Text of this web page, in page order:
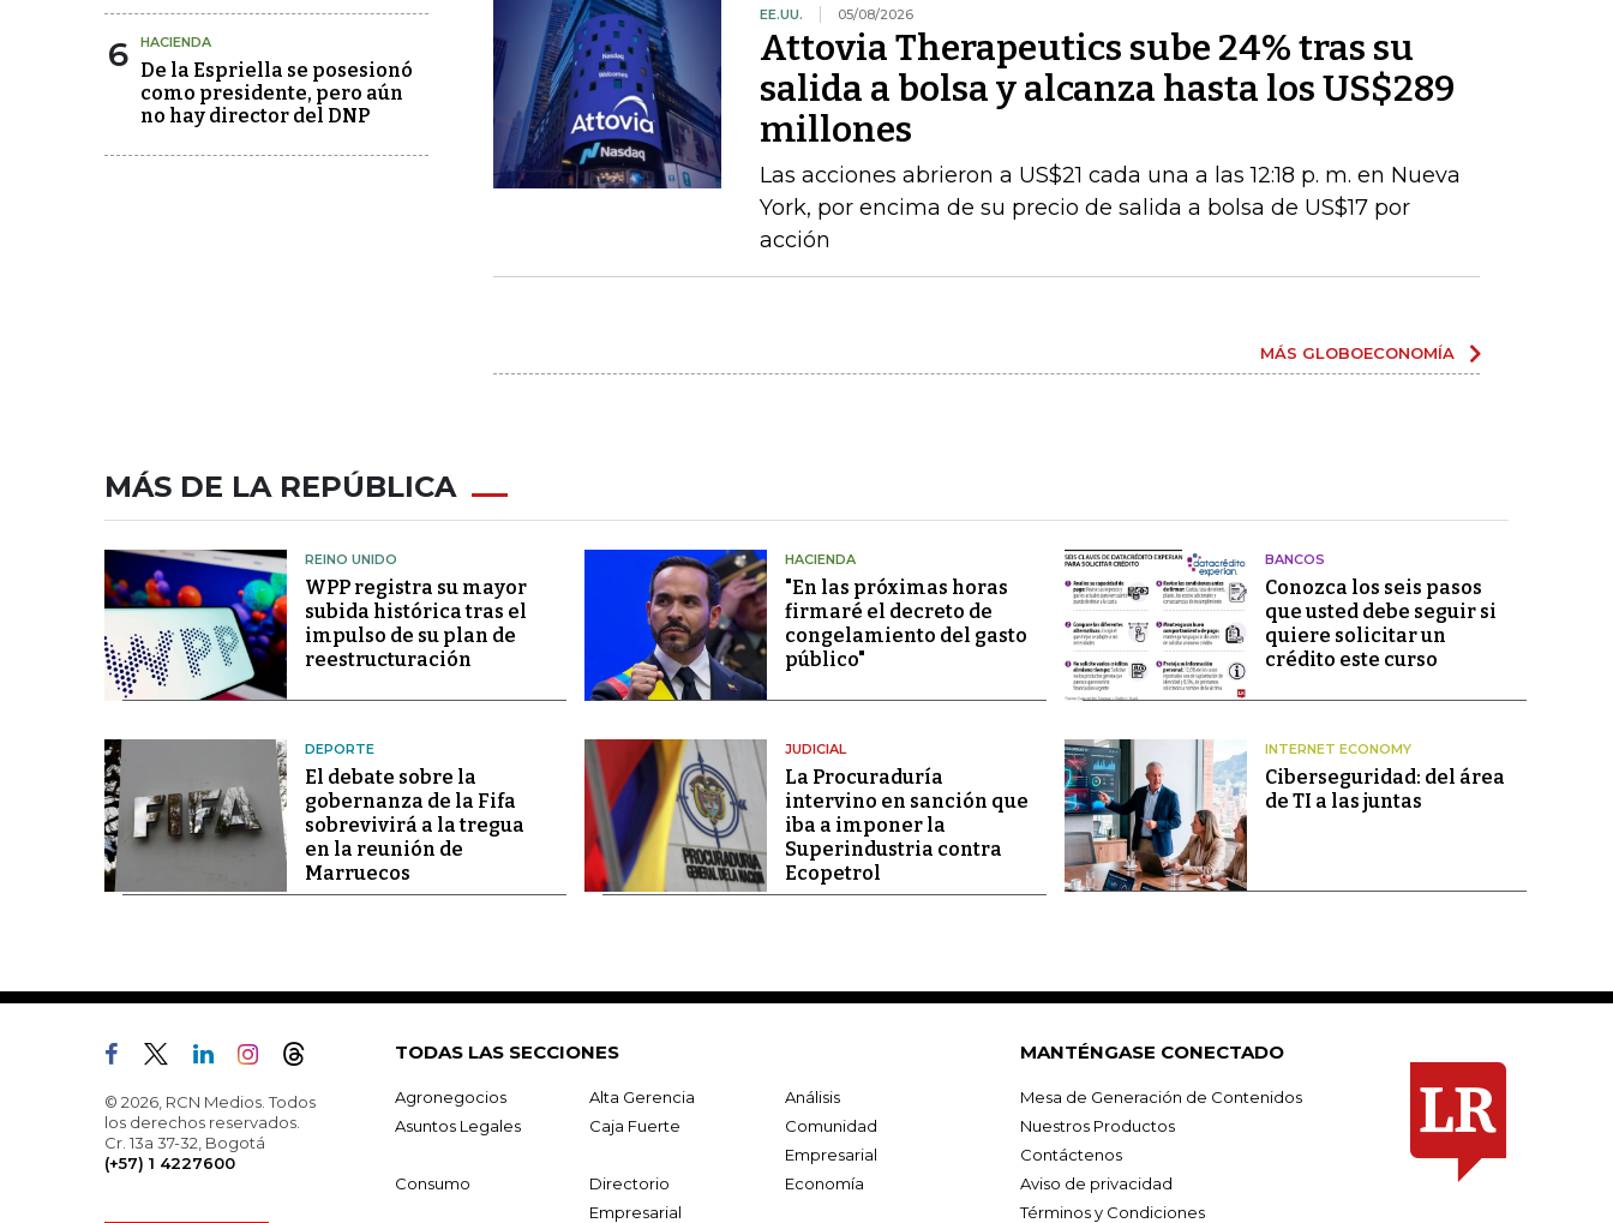
6 HACIENDA
De la Espriella se posesionó
como presidente, pero aún
no hay director del DNP
EE.UU. 05/08/2026
Attovia Therapeutics sube 24% tras su
salida a bolsa y alcanza hasta los US$289
millones
Las acciones abrieron a US$21 cada una a las 12:18 p. m. en Nueva
York, por encima de su precio de salida a bolsa de US$17 por
acción
MÁS GLOBOECONOMÍA
MÁS DE LA REPÚBLICA
REINO UNIDO
WPP registra su mayor
subida histórica tras el
impulso de su plan de
reestructuración
HACIENDA
"En las próximas horas
firmaré el decreto de
congelamiento del gasto
público"
BANCOS
Conozca los seis pasos
que usted debe seguir si
quiere solicitar un
crédito este curso
DEPORTE
El debate sobre la
gobernanza de la Fifa
sobrevivirá a la tregua
en la reunión de
Marruecos
JUDICIAL
La Procuraduría
intervino en sanción que
iba a imponer la
Superindustria contra
Ecopetrol
INTERNET ECONOMY
Ciberseguridad: del área
de TI a las juntas
© 2026, RCN Medios. Todos
los derechos reservados.
Cr. 13a 37-32, Bogotá
(+57) 1 4227600
TODAS LAS SECCIONES
Agronegocios Alta Gerencia
Análisis
Asuntos Legales
Caja Fuerte
Comunidad
Empresarial
Consumo
Directorio
Empresarial
Economía
MANTÉNGASE CONECTADO
Mesa de Generación de Contenidos
Nuestros Productos
Contáctenos
Aviso de privacidad
Términos y Condiciones